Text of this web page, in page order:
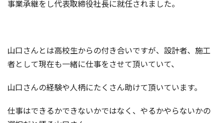
事業承継をし代表取締役社長に就任されました。
山口さんとは高校生からの付き合いですが、設計者、施工
者として現在も一緒に仕事をさせて頂いていて、
山口さんの経験や人柄にたくさん助けて頂いています。
仕事はできるかできないかではなく、やるかやらないかの